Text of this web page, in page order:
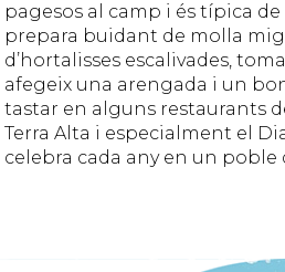
pagesos al camp i és típica de
prepara buidant de molla mig
d’hortalisses escalivades,
afegeix una arengada i un
tastar en alguns restaurants
Terra Alta i especialment el
celebra cada any en un poble